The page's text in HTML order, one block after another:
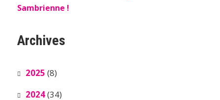
Sambrienne !
Archives
2025 (8)
2024(34)